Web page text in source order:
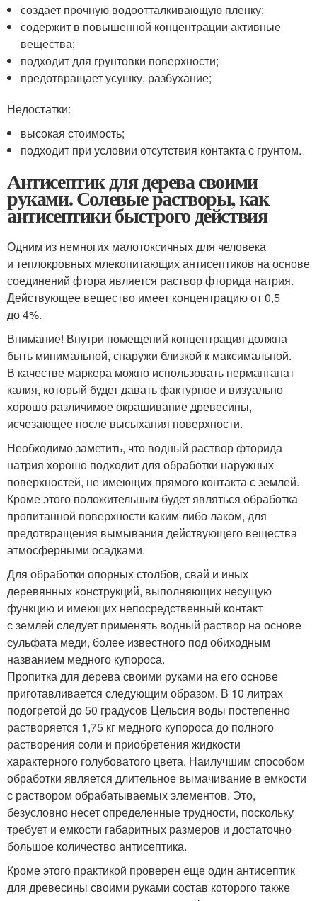
создает прочную водоотталкивающую пленку;
содержит в повышенной концентрации активные
вещества;
подходит для грунтовки поверхности;
предотвращает усушку, разбухание;
Недостатки:
высокая стоимость;
подходит при условии отсутствия контакта с грунтом.
Антисептик для дерева своими
руками. Солевые растворы, как
антисептики быстрого действия
Одним из немногих малотоксичных для человека
и теплокровных млекопитающих антисептиков на основе
соединений фтора является раствор фторида натрия.
Действующее вещество имеет концентрацию от 0,5
до 4%.
Внимание! Внутри помещений концентрация должна
быть минимальной, снаружи близкой к максимальной.
В качестве маркера можно использовать перманганат
калия, который будет давать фактурное и визуально
хорошо различимое окрашивание древесины,
исчезающее после высыхания поверхности.
Необходимо заметить, что водный раствор фторида
натрия хорошо подходит для обработки наружных
поверхностей, не имеющих прямого контакта с землей.
Кроме этого положительным будет являться обработка
пропитанной поверхности каким либо лаком, для
предотвращения вымывания действующего вещества
атмосферными осадками.
Для обработки опорных столбов, свай и иных
деревянных конструкций, выполняющих несущую
функцию и имеющих непосредственный контакт
с землей следует применять водный раствор на основе
сульфата меди, более известного под обиходным
названием медного купороса.
Пропитка для дерева своими руками на его основе
приготавливается следующим образом. В 10 литрах
подогретой до 50 градусов Цельсия воды постепенно
растворяется 1,75 кг медного купороса до полного
растворения соли и приобретения жидкости
характерного голубоватого цвета. Наилучшим способом
обработки является длительное вымачивание в емкости
с раствором обрабатываемых элементов. Это,
безусловно несет определенные трудности, поскольку
требует и емкости габаритных размеров и достаточно
большое количество антисептика.
Кроме этого практикой проверен еще один антисептик
для древесины своими руками состав которого также